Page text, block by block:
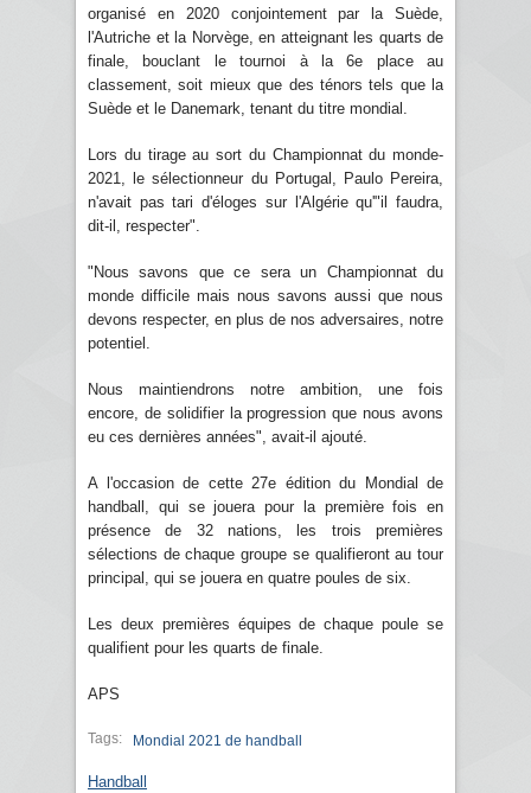
organisé en 2020 conjointement par la Suède,
l'Autriche et la Norvège, en atteignant les quarts de
finale, bouclant le tournoi à la 6e place au
classement, soit mieux que des ténors tels que la
Suède et le Danemark, tenant du titre mondial.
Lors du tirage au sort du Championnat du monde-
2021, le sélectionneur du Portugal, Paulo Pereira,
n'avait pas tari d'éloges sur l'Algérie qu'"il faudra,
dit-il, respecter".
"Nous savons que ce sera un Championnat du
monde difficile mais nous savons aussi que nous
devons respecter, en plus de nos adversaires, notre
potentiel.
Nous maintiendrons notre ambition, une fois
encore, de solidifier la progression que nous avons
eu ces dernières années", avait-il ajouté.
A l'occasion de cette 27e édition du Mondial de
handball, qui se jouera pour la première fois en
présence de 32 nations, les trois premières
sélections de chaque groupe se qualifieront au tour
principal, qui se jouera en quatre poules de six.
Les deux premières équipes de chaque poule se
qualifient pour les quarts de finale.
APS
Tags: Mondial 2021 de handball
Handball